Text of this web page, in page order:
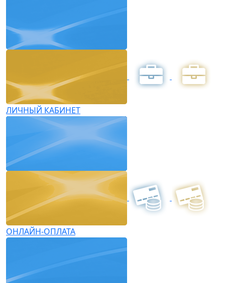
ЛИЧНЫЙ КАБИНЕТ
ОНЛАЙН-ОПЛАТА